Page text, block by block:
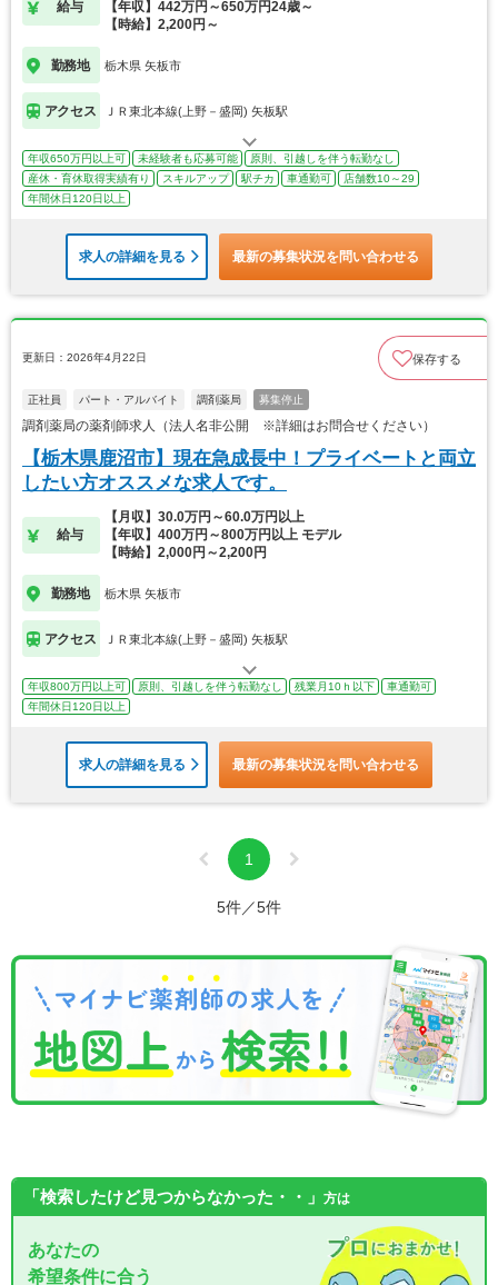
給与
【年収】442万円～650万円24歳～
【時給】2,200円～
勤務地 栃木県 矢板市
アクセス ＪＲ東北本線(上野－盛岡) 矢板駅
年収650万円以上可 未経験者も応募可能
原則、引越しを伴う転勤なし
産休・育休取得実績有り
スキルアップ 駅チカ 車通勤可
店舗数10～29
年間休日120日以上
求人の詳細を見る 最新の募集状況を問い合わせる
更新日：2026年4月22日 保存する
正社員 パート・アルバイト 調剤薬局 募集停止
調剤薬局の薬剤師求人（法人名非公開 ※詳細はお問合せください）
【栃木県鹿沼市】現在急成長中！プライベートと両立
したい方オススメな求人です。
給与
【月収】30.0万円～60.0万円以上
【年収】400万円～800万円以上 モデル
【時給】2,000円～2,200円
勤務地 栃木県 矢板市
アクセス ＪＲ東北本線(上野－盛岡) 矢板駅
年収800万円以上可 原則、引越しを伴う転勤なし 残業月10ｈ以下
車通勤可
年間休日120日以上
求人の詳細を見る 最新の募集状況を問い合わせる
1
5件／5件
「検索したけど見つからなかった・・」 方は
あなたの
希望条件に合う